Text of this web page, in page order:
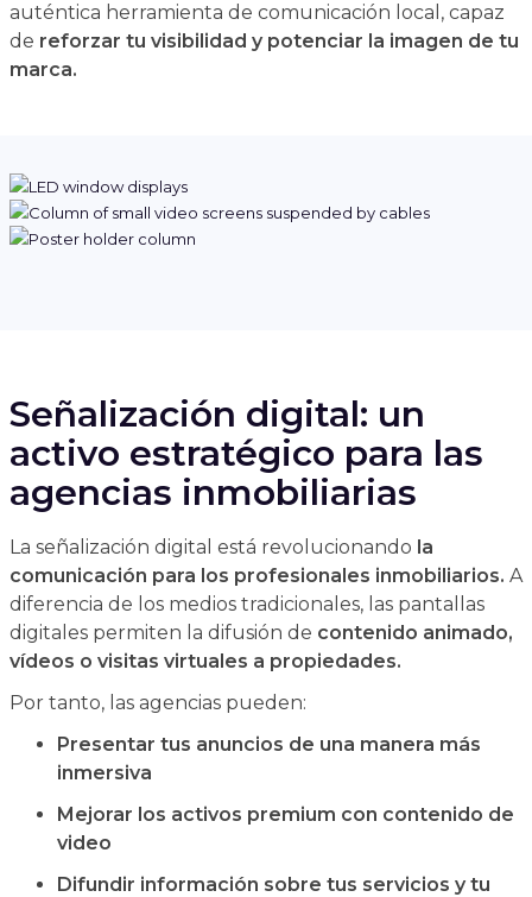
auténtica herramienta de comunicación local, capaz
de reforzar tu visibilidad y potenciar la imagen de tu
marca.
Señalización digital: un
activo estratégico para las
agencias inmobiliarias
La señalización digital está revolucionando la
comunicación para los profesionales inmobiliarios. A
diferencia de los medios tradicionales, las pantallas
digitales permiten la difusión de contenido animado,
vídeos o visitas virtuales a propiedades.
Por tanto, las agencias pueden:
Presentar tus anuncios de una manera más
inmersiva
Mejorar los activos premium con contenido de
video
Difundir información sobre tus servicios y tu